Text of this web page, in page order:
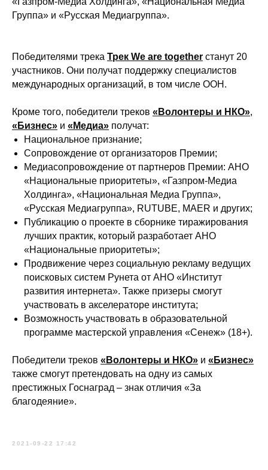
Группа» и «Русская Медиагруппа».
Победителями трека Трек We are together станут 20
участников. Они получат поддержку специалистов
международных организаций, в том числе ООН.
Кроме того, победители треков «Волонтеры и НКО»,
«Бизнес» и «Медиа» получат:
Национальное признание;
Сопровождение от организаторов Премии;
Медиасопровождение от партнеров Премии: АНО
«Национальные приоритеты», «Газпром-Медиа
Холдинга», «Национальная Медиа Группа»,
«Русская Медиагруппа», RUTUBE, MAER и других;
Публикацию о проекте в сборнике тиражирования
лучших практик, который разработает АНО
«Национальные приоритеты»;
Продвижение через социальную рекламу ведущих
поисковых систем Рунета от АНО «Институт
развития интернета». Также призеры смогут
участвовать в акселераторе института;
Возможность участвовать в образовательной
программе мастерской управления «Сенеж» (18+).
Победители треков «Волонтеры и НКО» и «Бизнес»
также смогут претендовать на одну из самых
престижных Госнаград – знак отличия «За
благодеяние».
2021-09-22 17:42